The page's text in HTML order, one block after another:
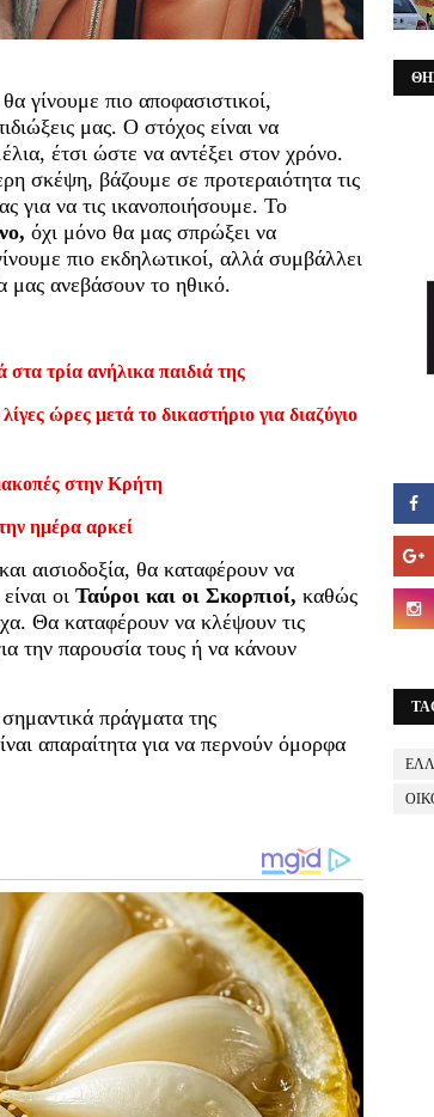
γίνουμε πιο αποφασιστικοί,
μας. Ο στόχος είναι να
έτσι ώστε να αντέξει στον χρόνο.
σκέψη, βάζουμε σε προτεραιότητα τις
για να τις ικανοποιήσουμε. Το
όχι μόνο θα μας σπρώξει να
πιο εκδηλωτικοί, αλλά συμβάλλει
μας ανεβάσουν το ηθικό.
τρία ανήλικα παιδιά της
ώρες μετά το δικαστήριο για διαζύγιο
στην Κρήτη
ημέρα αρκεί
αισιοδοξία, θα καταφέρουν να
οι Ταύροι και οι Σκορπιοί, καθώς
Θα καταφέρουν να κλέψουν τις
την παρουσία τους ή να κάνουν
πράγματα της
απαραίτητα για να περνούν όμορφα